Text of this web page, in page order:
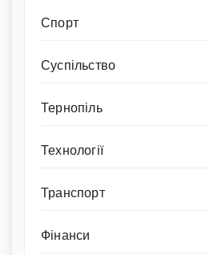
Спорт
Суспільство
Тернопіль
Технології
Транспорт
Фінанси